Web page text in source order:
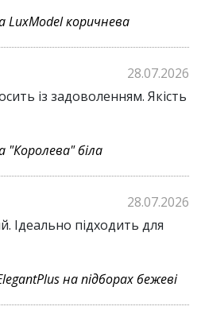
LuxModel коричнева
28.07.2026
із задоволенням. Якість
"Королева" біла
28.07.2026
Ідеально підходить для
на підборах бежеві